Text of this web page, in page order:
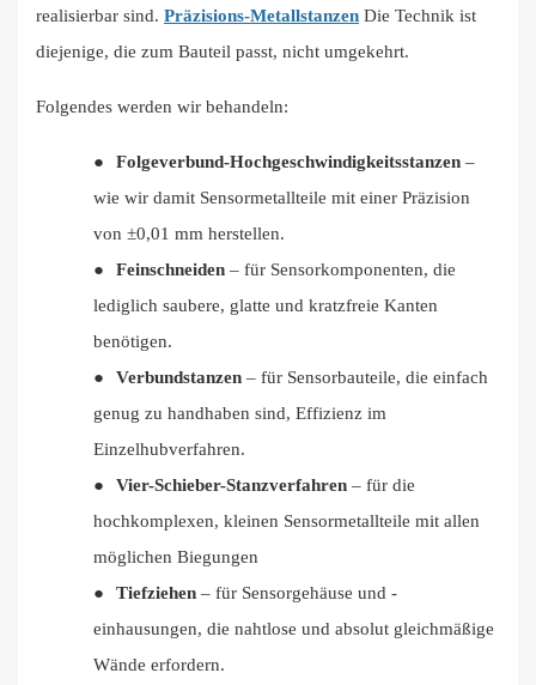
realisierbar sind. Präzisions-Metallstanzen Die Technik ist
diejenige, die zum Bauteil passt, nicht umgekehrt.
Folgendes werden wir behandeln:
● Folgeverbund-Hochgeschwindigkeitsstanzen –
wie wir damit Sensormetallteile mit einer Präzision
von ±0,01 mm herstellen.
●
Feinschneiden – für Sensorkomponenten, die
lediglich saubere, glatte und kratzfreie Kanten
benötigen.
●
Verbundstanzen – für Sensorbauteile, die einfach
genug zu handhaben sind, Effizienz im
Einzelhubverfahren.
●
Vier-Schieber-Stanzverfahren – für die
hochkomplexen, kleinen Sensormetallteile mit allen
möglichen Biegungen
●
Tiefziehen – für Sensorgehäuse und -
einhausungen, die nahtlose und absolut gleichmäßige
Wände erfordern.